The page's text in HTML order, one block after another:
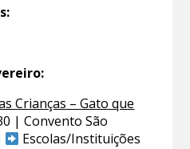
Crianças – Gato que
| Convento São
Escolas/Instituições